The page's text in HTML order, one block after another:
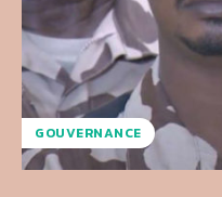
GOUVERNANCE